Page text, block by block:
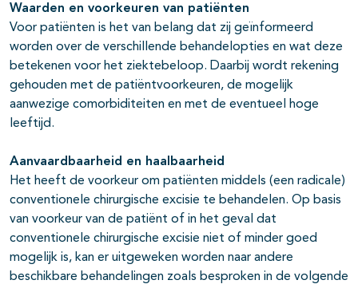
Waarden en voorkeuren van patiënten
Voor patiënten is het van belang dat zij geïnformeerd
worden over de verschillende behandelopties en wat deze
betekenen voor het ziektebeloop. Daarbij wordt rekening
gehouden met de patiëntvoorkeuren, de mogelijk
aanwezige comorbiditeiten en met de eventueel hoge
leeftijd.
Aanvaardbaarheid en haalbaarheid
Het heeft de voorkeur om patiënten middels (een radicale)
conventionele chirurgische excisie te behandelen. Op basis
van voorkeur van de patiënt of in het geval dat
conventionele chirurgische excisie niet of minder goed
mogelijk is, kan er uitgeweken worden naar andere
beschikbare behandelingen zoals besproken in de volgende